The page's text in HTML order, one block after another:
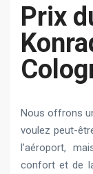
Prix
Nous offrons
voulez peut-
l’aéroport,
confort et de